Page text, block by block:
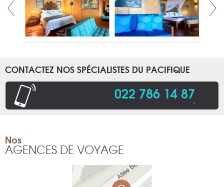
CONTACTEZ NOS SPÉCIALISTES DU PACIFIQUE
022 786 14 87.
Nos
AGENCES DE VOYAGE